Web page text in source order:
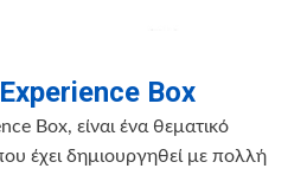
Box
Box, είναι ένα θεματικό
έχει δημιουργηθεί με πολλή